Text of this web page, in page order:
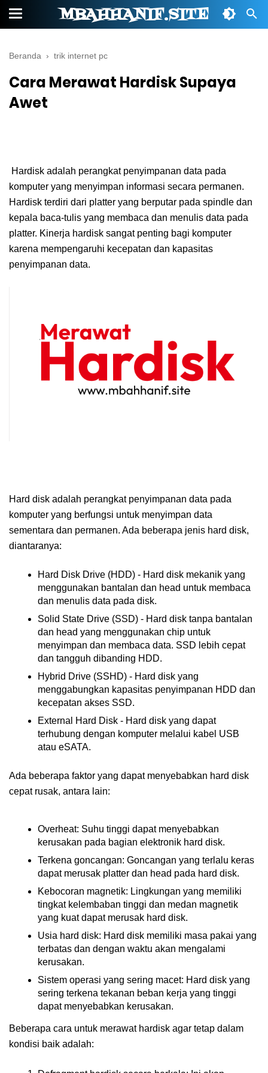
MBAHHANIF.SITE
Beranda › trik internet pc
Cara Merawat Hardisk Supaya
Awet
Hardisk adalah perangkat penyimpanan data pada
komputer yang menyimpan informasi secara permanen.
Hardisk terdiri dari platter yang berputar pada spindle dan
kepala baca-tulis yang membaca dan menulis data pada
platter. Kinerja hardisk sangat penting bagi komputer
karena mempengaruhi kecepatan dan kapasitas
penyimpanan data.
Hard disk adalah perangkat penyimpanan data pada
komputer yang berfungsi untuk menyimpan data
sementara dan permanen. Ada beberapa jenis hard disk,
diantaranya:
Hard Disk Drive (HDD) - Hard disk mekanik yang
menggunakan bantalan dan head untuk membaca
dan menulis data pada disk.
Solid State Drive (SSD) - Hard disk tanpa bantalan
dan head yang menggunakan chip untuk
menyimpan dan membaca data. SSD lebih cepat
dan tangguh dibanding HDD.
Hybrid Drive (SSHD) - Hard disk yang
menggabungkan kapasitas penyimpanan HDD dan
kecepatan akses SSD.
External Hard Disk - Hard disk yang dapat
terhubung dengan komputer melalui kabel USB
atau eSATA.
Ada beberapa faktor yang dapat menyebabkan hard disk
cepat rusak, antara lain:
Overheat: Suhu tinggi dapat menyebabkan
kerusakan pada bagian elektronik hard disk.
Terkena goncangan: Goncangan yang terlalu keras
dapat merusak platter dan head pada hard disk.
Kebocoran magnetik: Lingkungan yang memiliki
tingkat kelembaban tinggi dan medan magnetik
yang kuat dapat merusak hard disk.
Usia hard disk: Hard disk memiliki masa pakai yang
terbatas dan dengan waktu akan mengalami
kerusakan.
Sistem operasi yang sering macet: Hard disk yang
sering terkena tekanan beban kerja yang tinggi
dapat menyebabkan kerusakan.
Beberapa cara untuk merawat hardisk agar tetap dalam
kondisi baik adalah: